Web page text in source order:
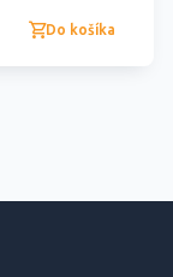
Do košíka